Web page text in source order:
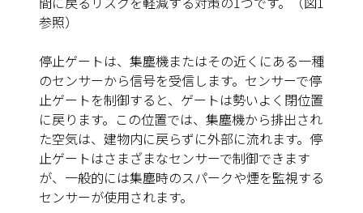
参照）
停止ゲートは、集塵機またはその近くにある一種
のセンサーから信号を受信します。センサーで停
止ゲートを制御すると、ゲートは勢いよく閉位置
に戻ります。この位置では、集塵機から排出され
た空気は、建物内に戻らずに外部に流れます。停
止ゲートはさまざまなセンサーで制御できます
が、一般的には集塵時のスパークや煙を監視する
センサーが使用されます。